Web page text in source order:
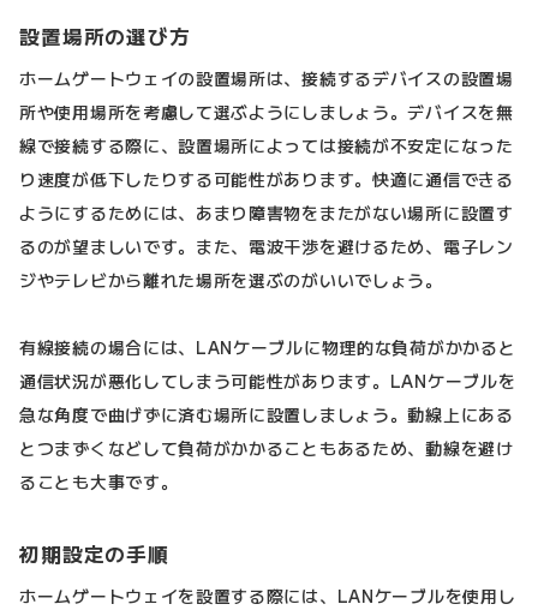
設置場所の選び方
ホームゲートウェイの設置場所は、接続するデバイスの設置場
所や使用場所を考慮して選ぶようにしましょう。デバイスを無
線で接続する際に、設置場所によっては接続が不安定になった
り速度が低下したりする可能性があります。快適に通信できる
ようにするためには、あまり障害物をまたがない場所に設置す
るのが望ましいです。また、電波干渉を避けるため、電子レン
ジやテレビから離れた場所を選ぶのがいいでしょう。
有線接続の場合には、LANケーブルに物理的な負荷がかかると
通信状況が悪化してしまう可能性があります。LANケーブルを
急な角度で曲げずに済む場所に設置しましょう。動線上にある
とつまずくなどして負荷がかかることもあるため、動線を避け
ることも大事です。
初期設定の手順
ホームゲートウェイを設置する際には、LANケーブルを使用し